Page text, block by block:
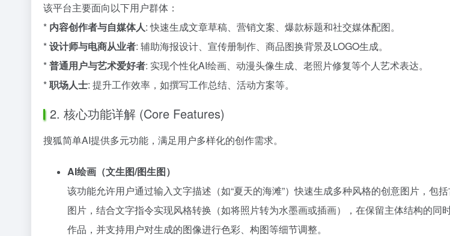
该平台主要面向以下用户群体：
* 内容创作者与自媒体人: 快速生成文章草稿、营销文案、爆款标题和社交媒体配图。
*设计师与电商从业者: 辅助海报设计、宣传册制作、商品图换背景及LOGO生成。
*普通用户与艺术爱好者: 实现个性化AI绘画、动漫头像生成、老照片修复等个人艺术表达。
*职场人士: 提升工作效率，如撰写工作总结、活动方案等。
2. 核心功能详解 (Core Features)
搜狐简单AI提供多元功能，满足用户多样化的创作需求。
AI绘画（文生图/图生图）
该功能允许用户通过输入文字描述（如“夏天的海滩”）快速生成多种风格的创意图片，
图片，结合文字指令实现风格转换（如将照片转为水墨画或插画），在保留主体结构的
作品，并支持用户对生成的图像进行色彩、构图等细节调整。